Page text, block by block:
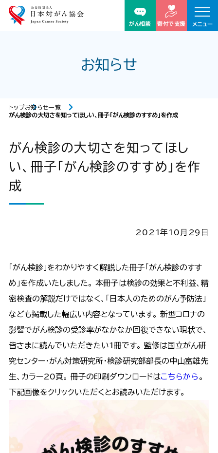
がん相談 寄付で支援 メニュー
お知らせ
トップお知らせ一覧
がん検診の大切さを知ってほしい、冊子「がん検診のすすめ」を作成
がん検診の大切さを知ってほし
い、冊子「がん検診のすすめ」を作
成
2021年10月29日
「がん検診」をわかりやすく解説した冊子「がん検診のすす
め」を作成いたしました。 本冊子は検診の効果と不利益、精
密検査の解説だけではなく、「日本人のためのがん予防法」
なども掲載した幅広い内容となっています。 新型コロナの
影響でがん検診の受診率がなかなか回復できない現状で、
皆さまに読んでいただきたい1冊です。 監修は国立がん研
究センター・がん対策研究所・検診研究部部長の中山富雄先
生、カラー20頁。 冊子の印刷ダウンロードはこちらから 。
下記画像をクリックいただくとお読みいただけます。